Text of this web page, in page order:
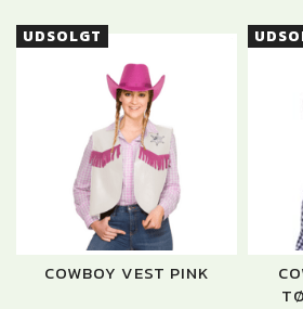
UDSOLGT
COWBOY VEST PINK